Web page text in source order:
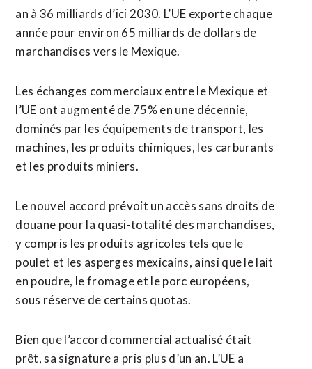
an à 36 milliards d’ici 2030. L’UE exporte chaque ​
année pour environ ​65 milliards de dollars de
marchandises vers le Mexique.
Les échanges commerciaux entre le Mexique et
l’UE ont augmenté de 75% en une ​décennie,
dominés par les équipements de transport, les
machines, les produits chimiques, les carburants
et les produits miniers.
Le nouvel accord prévoit un accès sans droits de
douane pour la ‌quasi-totalité des marchandises,
y compris ​les produits agricoles tels que le
poulet et les asperges mexicains, ainsi que le lait
en poudre, le fromage et le porc ​européens,
sous réserve de certains quotas.
Bien que l’accord commercial actualisé était
prêt, sa signature a pris plus d’un an. L’UE a